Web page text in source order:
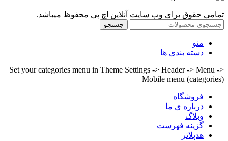
تمامی حقوق برای وب سایت آنلاین اچ پی محفوظ میباشد.
جستجو
منو
دسته بندی ها
Set your categories menu in Theme Settings -> Header -> Menu ->
Mobile menu (categories)
فروشگاه
درباره ی ما
وبلاگ
گزینه فهرست
هدپلاتر